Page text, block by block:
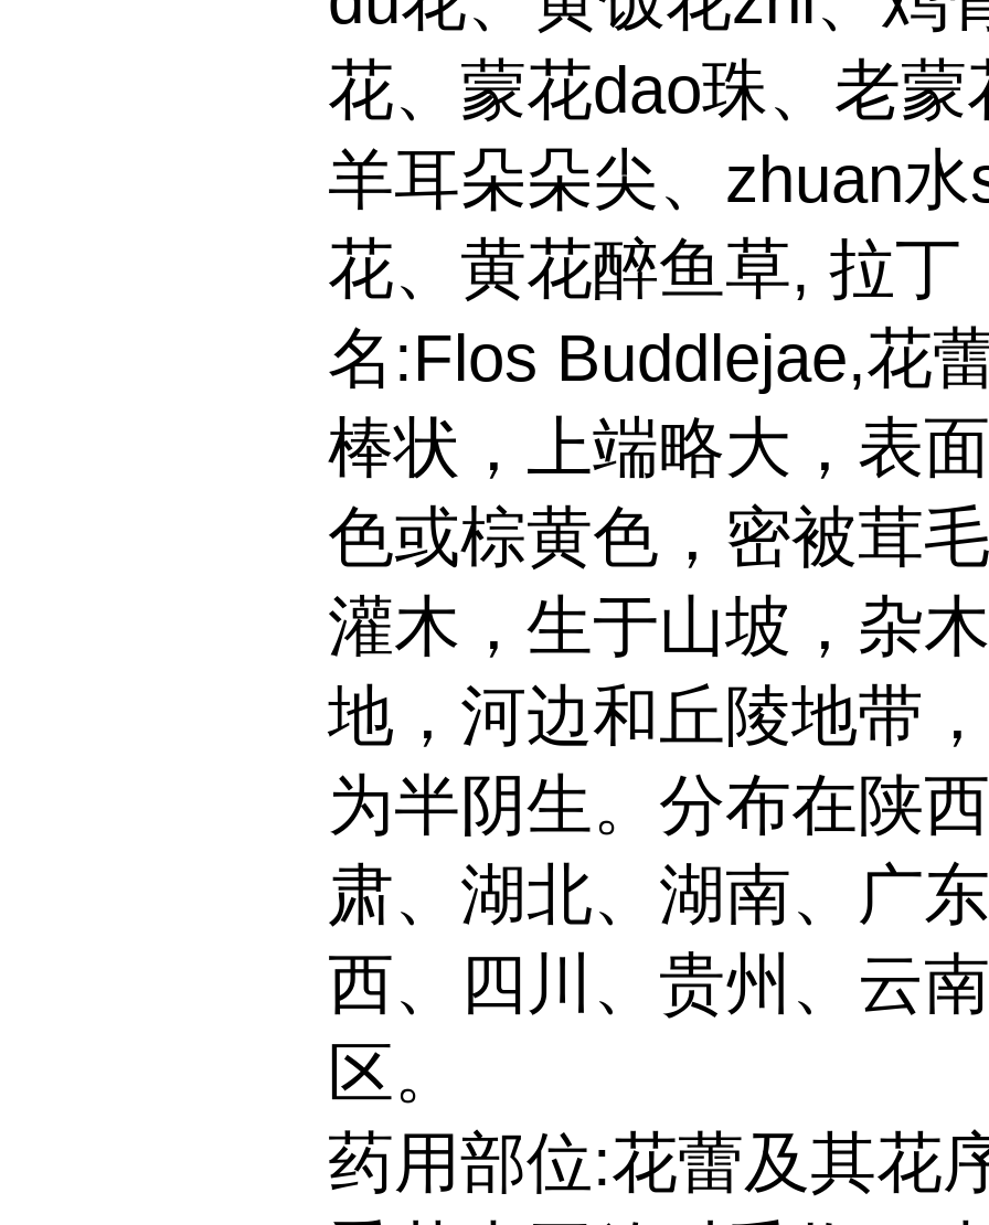
花、蒙花dao珠、老蒙
羊耳朵朵尖、zhuan水
花、黄花醉鱼草, 拉丁
名:Flos Buddlejae,花
棒状，上端略大，表
色或棕黄色，密被茸
灌木，生于山坡，杂
地，河边和丘陵地带
为半阴生。分布在陕
肃、湖北、湖南、广
西、四川、贵州、云
区。
药用部位:花蕾及其花